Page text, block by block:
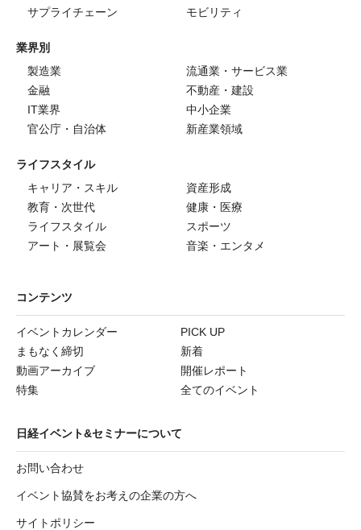
サプライチェーン
モビリティ
業界別
製造業
流通業・サービス業
金融
不動産・建設
IT業界
中小企業
官公庁・自治体
新産業領域
ライフスタイル
キャリア・スキル
資産形成
教育・次世代
健康・医療
ライフスタイル
スポーツ
アート・展覧会
音楽・エンタメ
コンテンツ
イベントカレンダー
PICK UP
まもなく締切
新着
動画アーカイブ
開催レポート
特集
全てのイベント
日経イベント&セミナーについて
お問い合わせ
イベント協賛をお考えの企業の方へ
サイトポリシー